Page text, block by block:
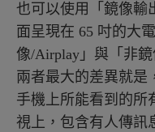
也可以使用「鏡像輸
面呈現在 65 吋的大
像/Airplay」與「非
兩者最大的差異就是
手機上所能看到的所
視上，包含有人傳訊